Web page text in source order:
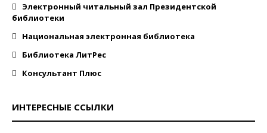
Электронный читальный зал Президентской
библиотеки
Национальная электронная библиотека
Библиотека ЛитРес
Консультант Плюс
ИНТЕРЕСНЫЕ ССЫЛКИ